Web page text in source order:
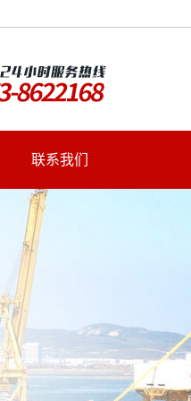
联系我们